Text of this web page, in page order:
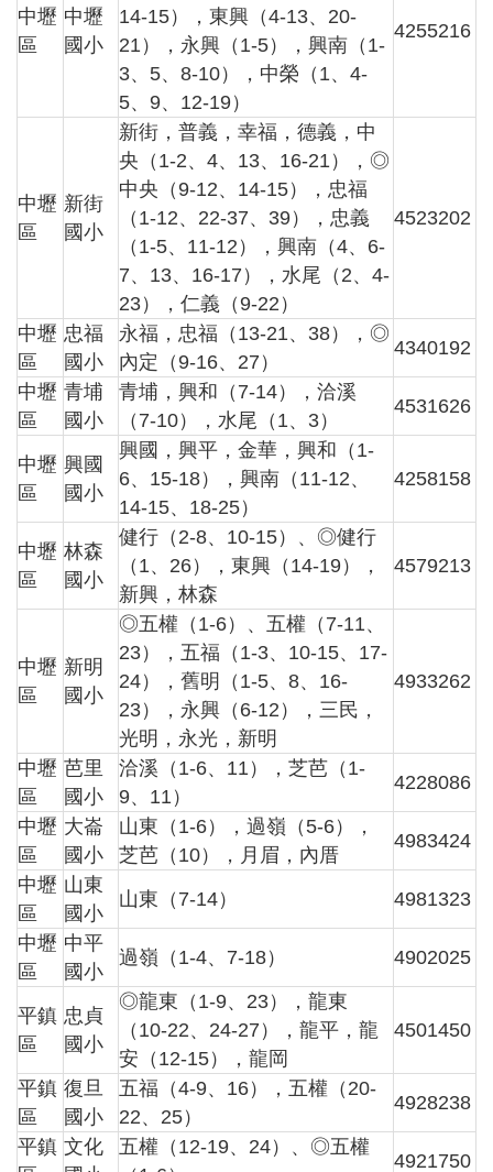
府
資
津
貼
全
回
首
頁
網
站
導
覽
市
政
桃
入
口
網
隱
私
權
政
策
網
站
安
政
策
政
中壢
區
中壢
國小
14-15），東興（4-13、20-
21），永興（1-5），興南（1-
3、5、8-10），中榮（1、4-
5、9、12-19）
4255216
中壢
區
新街
國小
新街，普義，幸福，德義，中
央（1-2、4、13、16-21），◎
中央（9-12、14-15），忠福
（1-12、22-37、39），忠義
（1-5、11-12），興南（4、6-
7、13、16-17），水尾（2、4-
23），仁義（9-22）
4523202
中壢
區
忠福
國小
永福，忠福（13-21、38），◎
內定（9-16、27）
4340192
中壢
區
青埔
國小
青埔，興和（7-14），洽溪
（7-10），水尾（1、3）
4531626
中壢
區
興國
國小
興國，興平，金華，興和（1-
6、15-18），興南（11-12、
14-15、18-25）
4258158
中壢
區
林森
國小
健行（2-8、10-15）、◎健行
（1、26），東興（14-19），
新興，林森
4579213
中壢
區
新明
國小
◎五權（1-6）、五權（7-11、
23），五福（1-3、10-15、17-
24），舊明（1-5、8、16-
23），永興（6-12），三民，
光明，永光，新明
4933262
中壢
區
芭里
國小
洽溪（1-6、11），芝芭（1-
9、11）
4228086
中壢
區
大崙
國小
山東（1-6），過嶺（5-6），
芝芭（10），月眉，內厝
4983424
中壢
區
山東
國小
山東（7-14）
4981323
中壢
區
中平
國小
過嶺（1-4、7-18） 4902025
平鎮
區
忠貞
國小
◎龍東（1-9、23），龍東
（10-22、24-27），龍平，龍
安（12-15），龍岡
4501450
平鎮
區
復旦
國小
五福（4-9、16），五權（20-
22、25）
4928238
平鎮 文化
五權（12-19、24）、◎五權
4921750